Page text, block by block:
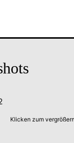
Klicken zum